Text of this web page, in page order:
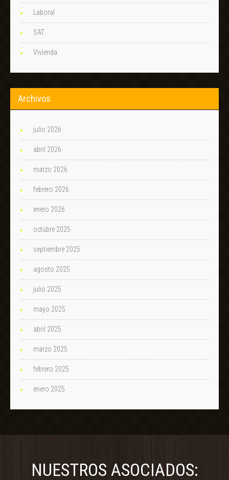
Laboral
SAT
Vivienda
Archivos
julio 2026
abril 2026
marzo 2026
febrero 2026
enero 2026
octubre 2025
septiembre 2025
agosto 2025
julio 2025
mayo 2025
abril 2025
marzo 2025
febrero 2025
enero 2025
NUESTROS ASOCIADOS: